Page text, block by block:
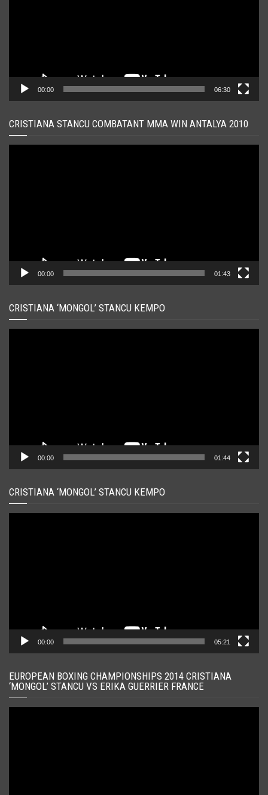
00:00 06:30
CRISTIANA STANCU COMBATANT MMA WIN ANTALYA 2010
00:00 01:43
CRISTIANA ‘MONGOL’ STANCU KEMPO
00:00 01:44
CRISTIANA ‘MONGOL’ STANCU KEMPO
00:00 05:21
EUROPEAN BOXING CHAMPIONSHIPS 2014 CRISTIANA
‘MONGOL’ STANCU VS ERIKA GUERRIER FRANCE